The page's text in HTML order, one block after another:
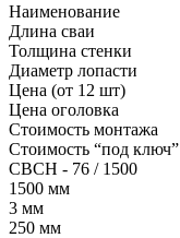
Наименование
Длина сваи
Толщина стенки
Диаметр лопасти
Цена (от 12 шт)
Цена
Стоимость монтажа
Стоимость “под ключ”
- 76 / 1500
1500 мм
3 мм
250 мм